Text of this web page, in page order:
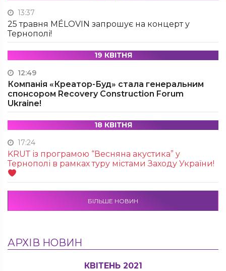
13:37
25 травня MÉLOVIN запрошує на концерт у
Тернополі!
19 КВІТНЯ
12:49
Компанія «Креатор-Буд» стала генеральним
спонсором Recovery Construction Forum
Ukraine!
18 КВІТНЯ
17:24
KRUТ із програмою “Весняна акустика” у
Тернополі в рамках туру містами Заходу України!
БІЛЬШЕ НОВИН
АРХІВ НОВИН
КВІТЕНЬ 2021